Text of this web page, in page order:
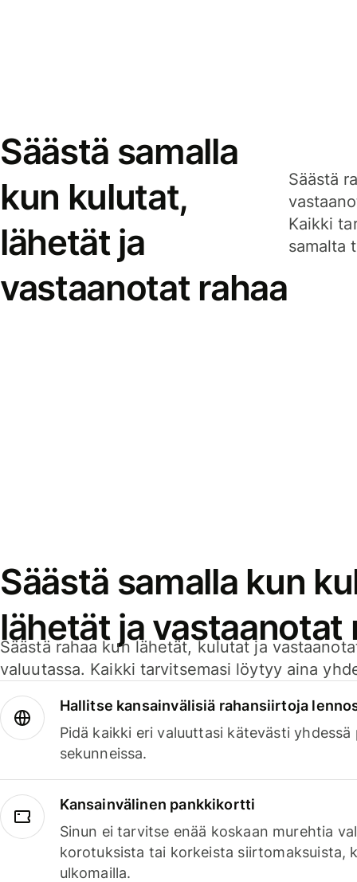
Säästä samalla
kun kulutat,
lähetät ja
vastaanotat rahaa
Säästä
Kaikki
samalta
Säästä samalla kun
lähetät ja vastaanotat
Säästä rahaa kun lähetät, kulutat ja
valuutassa. Kaikki tarvitsemasi löytyy aina
Hallitse kansainvälisiä rahansiirtoja
Pidä kaikki eri valuuttasi kätevästi yhdessä
sekunneissa.
Kansainvälinen pankkikortti
Sinun ei tarvitse enää koskaan murehtia
korotuksista tai korkeista siirtomaksuista,
ulkomailla.